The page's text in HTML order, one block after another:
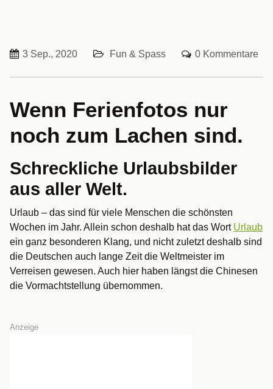
3 Sep., 2020 Fun & Spass 0 Kommentare
Wenn Ferienfotos nur
noch zum Lachen sind.
Schreckliche Urlaubsbilder
aus aller Welt.
Urlaub – das sind für viele Menschen die schönsten
Wochen im Jahr. Allein schon deshalb hat das Wort Urlaub
ein ganz besonderen Klang, und nicht zuletzt deshalb sind
die Deutschen auch lange Zeit die Weltmeister im
Verreisen gewesen. Auch hier haben längst die Chinesen
die Vormachtstellung übernommen.
Anzeige